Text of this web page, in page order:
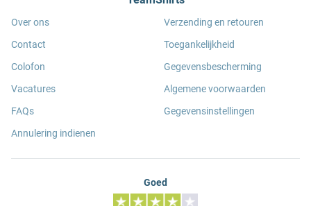
Over ons
Contact
Colofon
Vacatures
FAQs
Annulering indienen
Verzending en retouren
Toegankelijkheid
Gegevensbescherming
Algemene voorwaarden
Gegevensinstellingen
Goed